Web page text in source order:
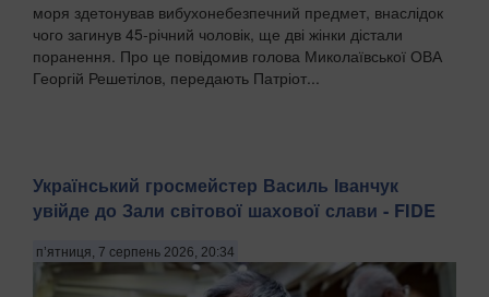
моря здетонував вибухонебезпечний предмет, внаслідок
чого загинув 45-річний чоловік, ще дві жінки дістали
поранення. Про це повідомив голова Миколаївської ОВА
Георгій Решетілов, передають Патріот...
Український гросмейстер Василь Іванчук
увійде до Зали світової шахової слави - FIDE
п’ятниця, 7 серпень 2026, 20:34